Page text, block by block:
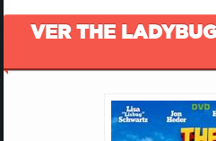
VER THE